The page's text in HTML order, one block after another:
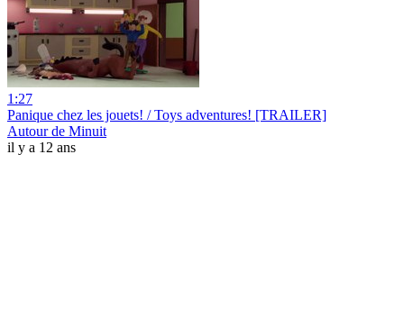
1:27
Panique chez les jouets! / Toys adventures! [TRAILER]
Autour de Minuit
il y a 12 ans